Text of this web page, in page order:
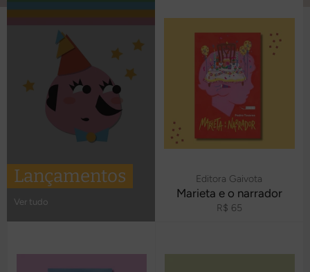
Lançamentos
Ver tudo
Editora Gaivota
Marieta e o narrador
Preço
R$ 65